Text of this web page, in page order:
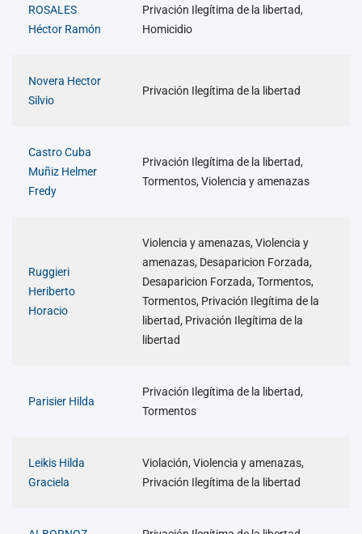
ROSALES
Héctor Ramón
Privación Ilegítima de la libertad,
Homicidio
Novera Hector
Silvio
Privación Ilegítima de la libertad
Castro Cuba
Muñiz Helmer
Fredy
Privación Ilegítima de la libertad,
Tormentos, Violencia y amenazas
Ruggieri
Heriberto
Horacio
Violencia y amenazas, Violencia y
amenazas, Desaparicion Forzada,
Desaparicion Forzada, Tormentos,
Tormentos, Privación Ilegítima de la
libertad, Privación Ilegítima de la
libertad
Parisier Hilda
Privación Ilegítima de la libertad,
Tormentos
Leikis Hilda
Graciela
Violación, Violencia y amenazas,
Privación Ilegítima de la libertad